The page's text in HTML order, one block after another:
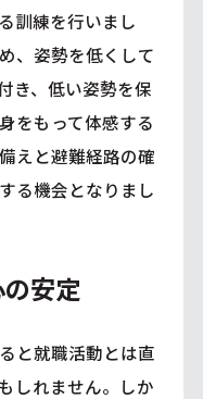
訓練を行いまし
、姿勢を低くして
き、低い姿勢を保
をもって体感する
えと避難経路の確
る機会となりまし
の安定
と就職活動とは直
しれません。しか